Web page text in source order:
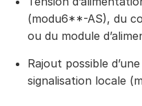
(modu6**-AS), du
ou du module
Rajout possible
signalisation locale